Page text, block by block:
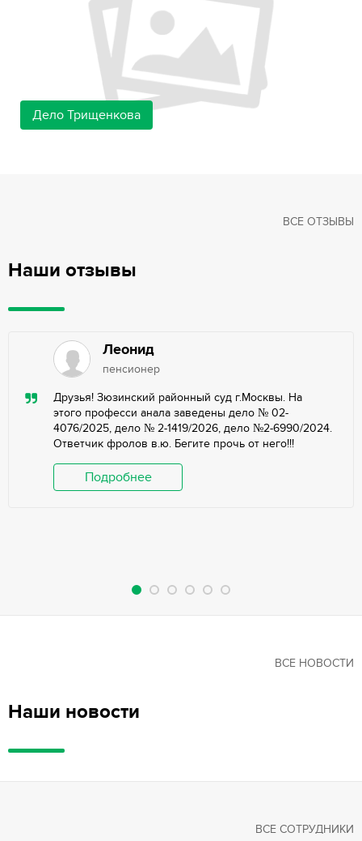
Дело Трищенкова
Наши отзывы
ВСЕ ОТЗЫВЫ
Леонид
пенсионер
Друзья! Зюзинский районный суд г.Москвы. На
этого професси анала заведены дело № 02-
4076/2025, дело № 2-1419/2026, дело №2-6990/2024.
Ответчик фролов в.ю. Бегите прочь от него!!!
Подробнее
Наши новости
ВСЕ НОВОСТИ
ВСЕ СОТРУДНИКИ